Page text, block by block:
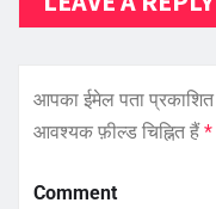
आपका ईमेल पता प्रकाशित
आवश्यक फ़ील्ड चिह्नित हैं*
Comment